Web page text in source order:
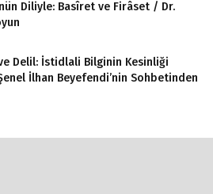
Diliyle: Basîret ve Firâset / Dr.
ve Delil: İstidlali Bilginin Kesinliği
İlhan Beyefendi’nin Sohbetinden